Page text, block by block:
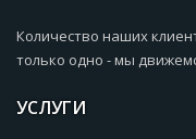
Количество наших
только одно - мы
УСЛУГИ